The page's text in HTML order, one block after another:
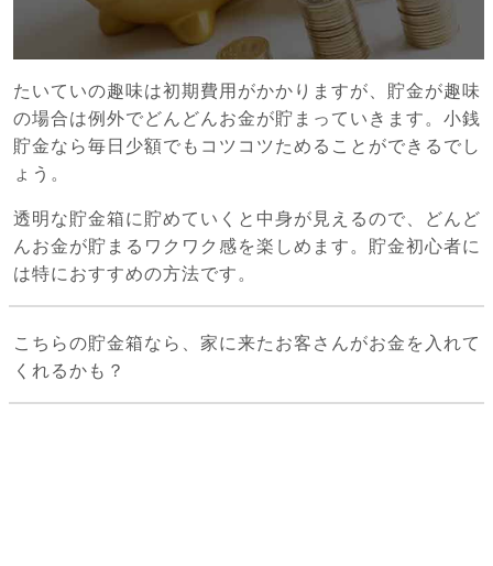
たいていの趣味は初期費用がかかりますが、貯金が趣味
の場合は例外でどんどんお金が貯まっていきます。小銭
貯金なら毎日少額でもコツコツためることができるでし
ょう。
透明な貯金箱に貯めていくと中身が見えるので、どんど
んお金が貯まるワクワク感を楽しめます。貯金初心者に
は特におすすめの方法です。
こちらの貯金箱なら、家に来たお客さんがお金を入れて
くれるかも？